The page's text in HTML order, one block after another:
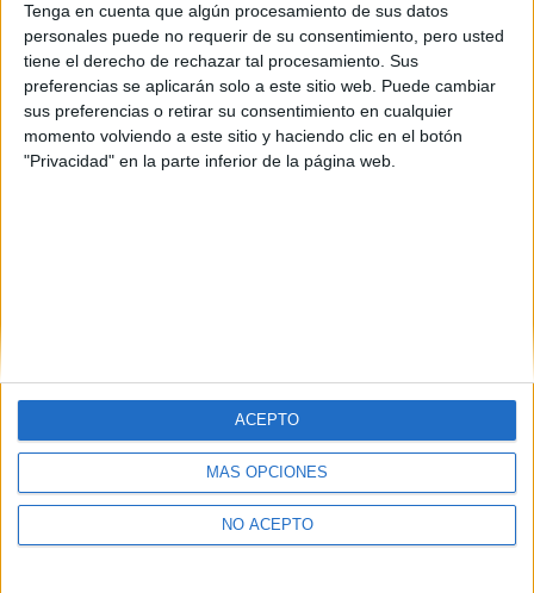
Tenga en cuenta que algún procesamiento de sus datos
personales puede no requerir de su consentimiento, pero usted
tiene el derecho de rechazar tal procesamiento. Sus
preferencias se aplicarán solo a este sitio web. Puede cambiar
sus preferencias o retirar su consentimiento en cualquier
momento volviendo a este sitio y haciendo clic en el botón
"Privacidad" en la parte inferior de la página web.
MÁS OPCIONES
NO ACEPTO
ACEPTO
Estudios nombrados en este post
Quiénes somos|Contactar|
Aviso legal|Politica de privacidad|Condiciones generales|Política
de cookies
© 2003-2026Compás Mediterráneo S.L.- Diego de León 47 - 28006